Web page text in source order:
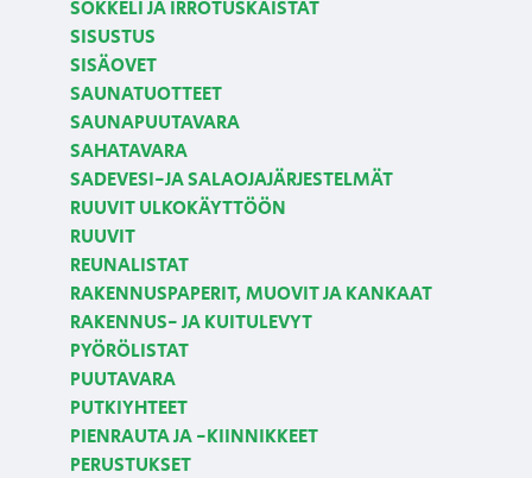
SOKKELI JA IRROTUSKAISTAT
SISUSTUS
SISÄOVET
SAUNATUOTTEET
SAUNAPUUTAVARA
SAHATAVARA
SADEVESI-JA SALAOJAJÄRJESTELMÄT
RUUVIT ULKOKÄYTTÖÖN
RUUVIT
REUNALISTAT
RAKENNUSPAPERIT, MUOVIT JA KANKAAT
RAKENNUS- JA KUITULEVYT
PYÖRÖLISTAT
PUUTAVARA
PUTKIYHTEET
PIENRAUTA JA -KIINNIKKEET
PERUSTUKSET